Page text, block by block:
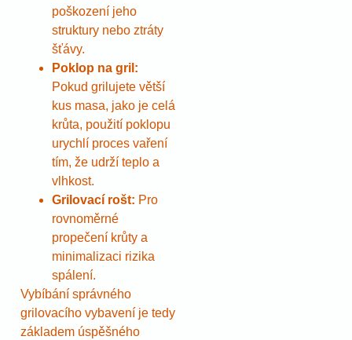
poškození jeho
struktury nebo ztráty
šťávy.
Poklop na gril:
Pokud grilujete větší
kus masa, jako je celá
krůta, použití poklopu
urychlí proces vaření
tím, že udrží teplo a
vlhkost.
Grilovací rošt: Pro
rovnoměrné
propečení krůty a
minimalizaci rizika
spálení.
Vybíbání správného
grilovacího vybavení je tedy
základem úspěšného